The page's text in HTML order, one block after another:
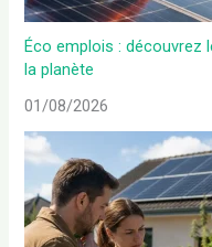
Éco emplois : découvrez
la planète
01/08/2026